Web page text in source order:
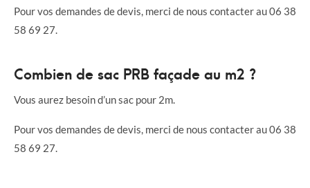
Pour vos demandes de devis, merci de nous contacter au 06 38
58 69 27.
Combien de sac PRB façade au m2 ?
Vous aurez besoin d’un sac pour 2m.
Pour vos demandes de devis, merci de nous contacter au 06 38
58 69 27.